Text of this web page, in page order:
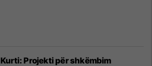
Kurti: Projekti për shkëmbim